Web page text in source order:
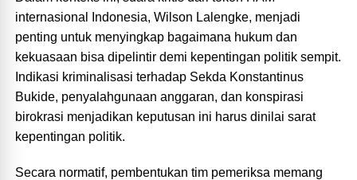
internasional Indonesia, Wilson Lalengke, menjadi
penting untuk menyingkap bagaimana hukum dan
kekuasaan bisa dipelintir demi kepentingan politik sempit.
Indikasi kriminalisasi terhadap Sekda Konstantinus
Bukide, penyalahgunaan anggaran, dan konspirasi
birokrasi menjadikan keputusan ini harus dinilai sarat
kepentingan politik.
Secara normatif, pembentukan tim pemeriksa memang